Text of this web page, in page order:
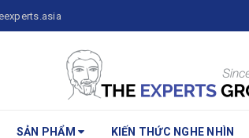
SẢN PHẨM KIẾN THỨC NGHE NHÌN